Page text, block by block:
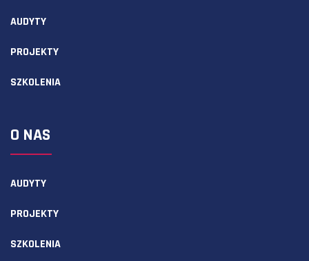
AUDYTY
PROJEKTY
SZKOLENIA
O NAS
AUDYTY
PROJEKTY
SZKOLENIA